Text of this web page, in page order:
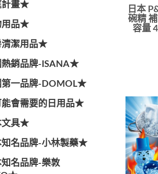
畫★
品★
潔用品★
銷品牌-ISANA★
一品牌-DOMOL★
會需要的日用品★
具★
名品牌-小林製藥★
名品牌-樂敦
日本
碗精
容量